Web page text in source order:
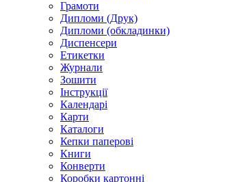
Грамоти
Дипломи (Друк)
Дипломи (обкладинки)
Диспенсери
Етикетки
Журнали
Зошити
Інструкції
Календарі
Карти
Каталоги
Кепки паперові
Книги
Конверти
Коробки картонні